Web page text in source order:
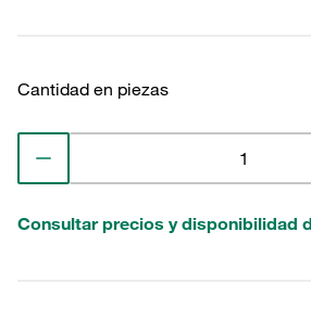
Cantidad en piezas
Consultar precios y disponibilidad